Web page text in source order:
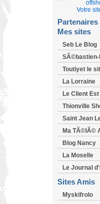
Votre
Partenaires
Mes sites
Seb Le Blog
Toutiyet le
La Lorraine
Le Client
Thionville
Saint Jean
Ma TÃ©lÃ©
Blog Nancy
La Moselle
Le Journal
Sites Amis
Myskifrolo